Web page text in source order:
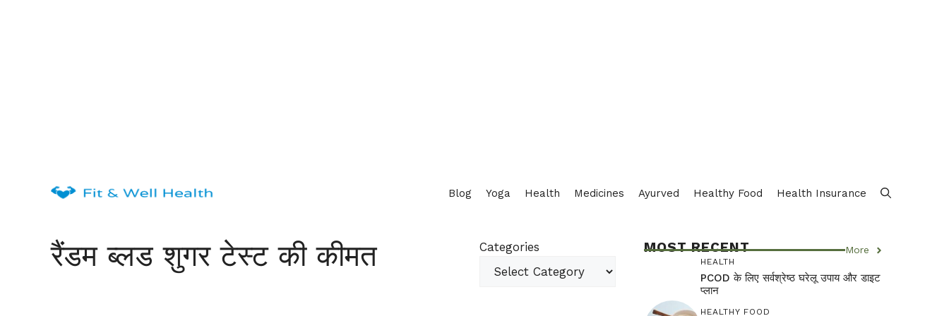
Blog Yoga Health Medicines Ayurved Healthy Food Health Insurance
रैंडम ब्लड शुगर टेस्ट की कीमत Categories MOST RECENT More
HEALTH
PCOD के लिए सर्वश्रेष्ठ घरेलू उपाय और डाइट
प्लान
HEALTHY FOOD